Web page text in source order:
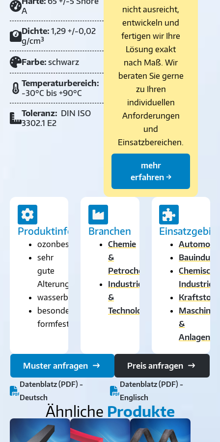
A
Dichte: 1,29 +/-0,02
g/cm³
Farbe: schwarz
Temperaturbereich:
-30°C bis +90°C
Toleranz: DIN ISO
3302.1 E2
nicht ausreicht,
entwickeln und
fertigen wir Ihre
Lösung exakt
nach Maß. Wir
beraten Sie gerne
zu Ihren
individuellen
Anforderungen
und
Einsatzbereichen.
mehr
erfahren →
Produktinformationen
ozonbeständig
sehr
gute
Alterungsbeständigkeit
wasserbeständig
besonders
formfest
Branchen
Chemie
&
Petrochemie
Industrie
&
Technologie
Chemische
Industrie
&
Muster anfragen Preis anfragen
Datenblatz (PDF) -
Deutsch
Datenblatz (PDF) -
Englisch
Ähnliche Produkte